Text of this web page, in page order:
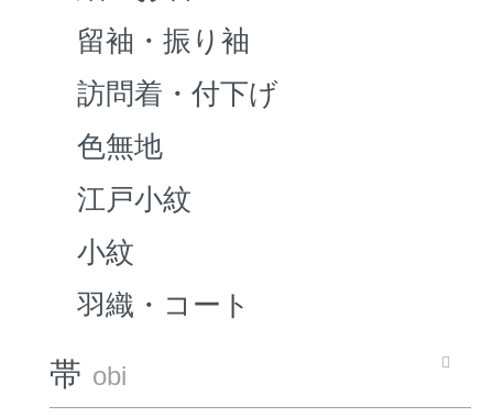
留袖・振り袖
訪問着・付下げ
色無地
江戸小紋
小紋
羽織・コート
帯 obi